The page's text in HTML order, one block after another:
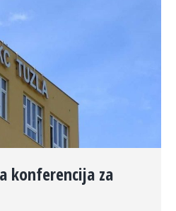
konferencija za